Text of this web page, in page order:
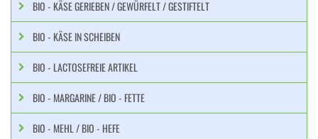
BIO - KÄSE GERIEBEN / GEWÜRFELT / GESTIFTELT
BIO - KÄSE IN SCHEIBEN
BIO - LACTOSEFREIE ARTIKEL
BIO - MARGARINE / BIO - FETTE
BIO - MEHL / BIO - HEFE